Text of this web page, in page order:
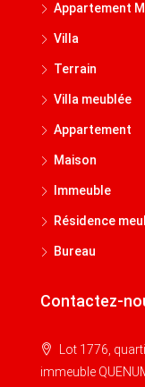
Appartement
Villa
Terrain
Villa meublée
Appartement
Maison
Immeuble
Résidence
Bureau
Contactez-
Lot 1776,
immeuble